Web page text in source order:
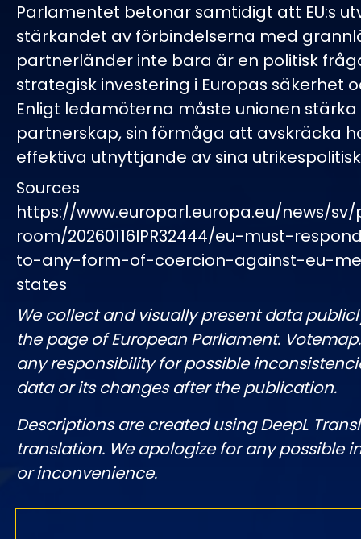
Parlamentet betonar samtidigt att EU:s
stärkandet av förbindelserna med
partnerländer inte bara är en politisk
strategisk investering i Europas säkerhet
Enligt ledamöterna måste unionen
partnerskap, sin förmåga att avskräcka
effektiva utnyttjande av sina
Sources
https://www.europarl.europa.eu/news/
room/20260116IPR32444/eu-must-
to-any-form-of-coercion-against-eu-
states
We collect and visually present data
the page of European Parliament.
any responsibility for possible
data or its changes after the publication.
Descriptions are created using DeepL
translation. We apologize for any possible
or inconvenience.